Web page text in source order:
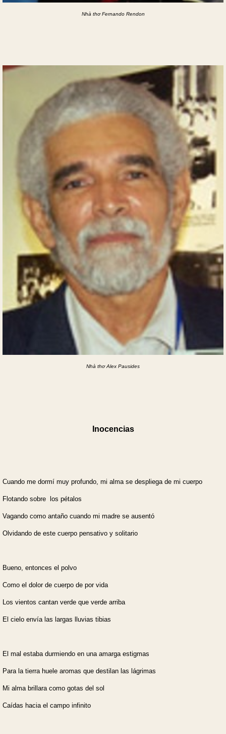
Nhà thơ Fernando Rendon
Nhà thơ Alex Pausides
Inocencias
Cuando me dormí muy profundo, mi alma se despliega de mi cuerpo
Flotando sobre los pétalos
Vagando como antaño cuando mi madre se ausentó
Olvidando de este cuerpo pensativo y solitario
Bueno, entonces el polvo
Como el dolor de cuerpo de por vida
Los vientos cantan verde que verde arriba
El cielo envía las largas lluvias tibias
El mal estaba durmiendo en una amarga estigmas
Para la tierra huele aromas que destilan las lágrimas
Mi alma brillara como gotas del sol
Caídas hacia el campo infinito